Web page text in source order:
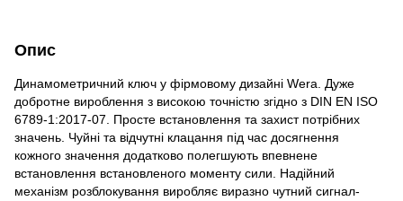
Опис
Динамометричний ключ у фірмовому дизайні Wera. Дуже
добротне вироблення з високою точністю згідно з DIN EN ISO
6789-1:2017-07. Просте встановлення та захист потрібних
значень. Чуйні та відчутні клацання під час досягнення
кожного значення додатково полегшують впевнене
встановлення встановленого моменту сили. Надійний
механізм розблокування виробляє виразно чутний сигнал-